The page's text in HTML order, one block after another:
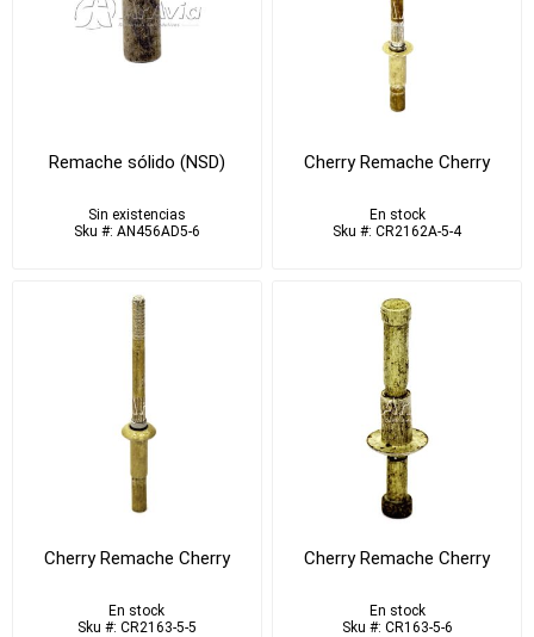
Remache sólido (NSD)
Sin existencias
Sku #: AN456AD5-6
Cherry Remache Cherry
En stock
Sku #: CR2162A-5-4
Cherry Remache Cherry
En stock
Sku #: CR2163-5-5
Cherry Remache Cherry
En stock
Sku #: CR163-5-6